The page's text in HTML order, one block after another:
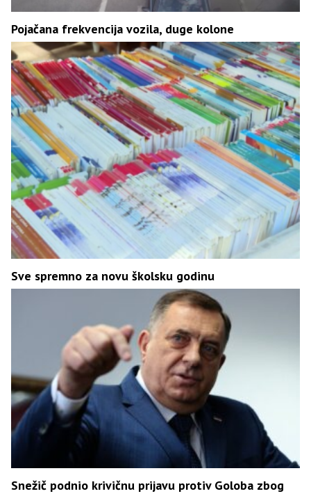
Pojačana frekvencija vozila, duge kolone
Sve spremno za novu školsku godinu
Snežič podnio krivičnu prijavu protiv Goloba zbog